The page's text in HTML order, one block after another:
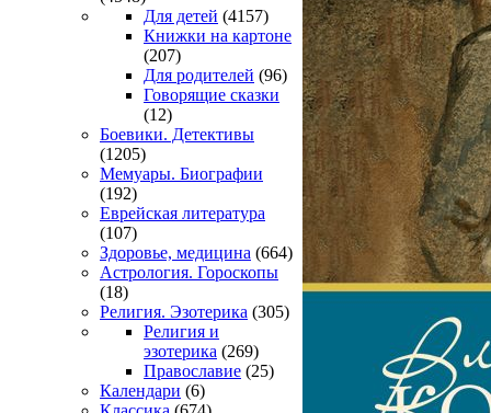
Для детей (4157)
Книжки на картоне
(207)
Для родителей (96)
Говорящие сказки
(12)
Боевики. Детективы
(1205)
Мемуары. Биографии
(192)
Еврейская литература
(107)
Здоровье, медицина (664)
Астрология. Гороскопы
(18)
Религия. Эзотерика (305)
Религия и
эзотерика (269)
Православие (25)
Календари (6)